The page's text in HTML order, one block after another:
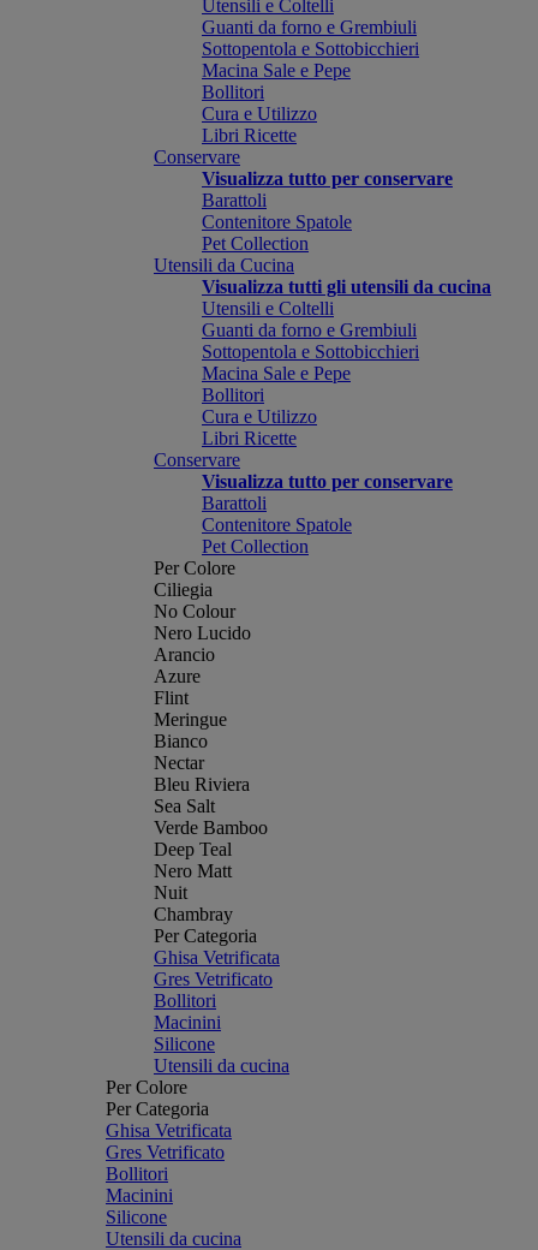
Utensili e Coltelli
Guanti da forno e Grembiuli
Sottopentola e Sottobicchieri
Macina Sale e Pepe
Bollitori
Cura e Utilizzo
Libri Ricette
Conservare
Visualizza tutto per conservare
Barattoli
Contenitore Spatole
Pet Collection
Utensili da Cucina
Visualizza tutti gli utensili da cucina
Utensili e Coltelli
Guanti da forno e Grembiuli
Sottopentola e Sottobicchieri
Macina Sale e Pepe
Bollitori
Cura e Utilizzo
Libri Ricette
Conservare
Visualizza tutto per conservare
Barattoli
Contenitore Spatole
Pet Collection
Per Colore
Ciliegia
No Colour
Nero Lucido
Arancio
Azure
Flint
Meringue
Bianco
Nectar
Bleu Riviera
Sea Salt
Verde Bamboo
Deep Teal
Nero Matt
Nuit
Chambray
Per Categoria
Ghisa Vetrificata
Gres Vetrificato
Bollitori
Macinini
Silicone
Utensili da cucina
Per Colore
Per Categoria
Ghisa Vetrificata
Gres Vetrificato
Bollitori
Macinini
Silicone
Utensili da cucina